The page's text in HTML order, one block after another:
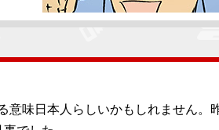
意味日本人らしいかもしれません。